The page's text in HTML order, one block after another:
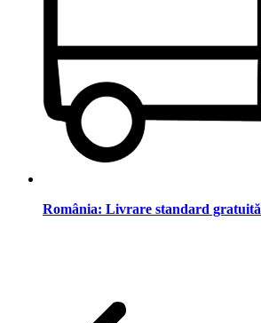
România: Livrare standard gratuită